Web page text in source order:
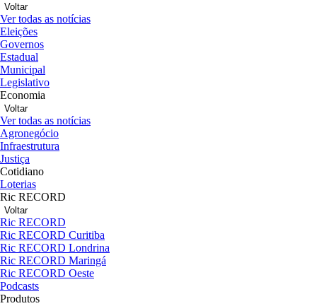
Voltar
Ver todas as notícias
Eleições
Governos
Estadual
Municipal
Legislativo
Economia
Voltar
Ver todas as notícias
Agronegócio
Infraestrutura
Justiça
Cotidiano
Loterias
Ric RECORD
Voltar
Ric RECORD
Ric RECORD Curitiba
Ric RECORD Londrina
Ric RECORD Maringá
Ric RECORD Oeste
Podcasts
Produtos